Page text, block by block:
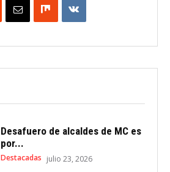
Desafuero de alcaldes de MC es
por...
Destacadas julio 23, 2026